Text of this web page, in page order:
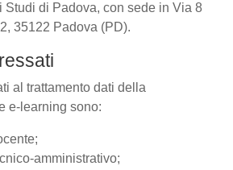
Studi di Padova, con sede in Via 8
35122 Padova (PD).
al trattamento dati della
e-learning sono:
amministrativo;